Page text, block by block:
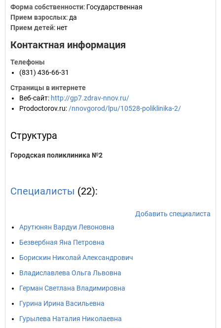
Форма собственности: Государственная
Прием взрослых: да
Прием детей: нет
Контактная информация
Телефоны
(831) 436-66-31
Страницы в интернете
Веб-сайт: http://gp7.zdrav-nnov.ru/
Prodoctorov.ru: /nnovgorod/lpu/10528-poliklinika-2/
Структура
Городская поликлиника №2
Специалисты (22):
Добавить специалиста
Арутюнян Вардуи Левоновна
Безвербная Яна Петровна
Борискин Николай Александрович
Владиславлева Ольга Львовна
Герман Светлана Владимировна
Гурина Ирина Васильевна
Гурылева Наталия Николаевна